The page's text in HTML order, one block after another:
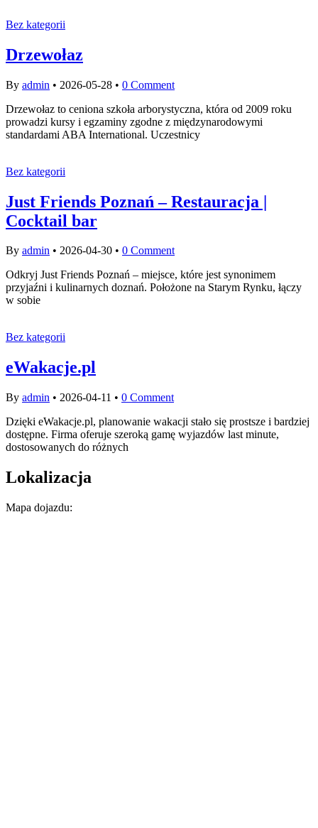
Bez kategorii
Drzewołaz
By admin • 2026-05-28 • 0 Comment
Drzewołaz to ceniona szkoła arborystyczna, która od 2009 roku
prowadzi kursy i egzaminy zgodne z międzynarodowymi
standardami ABA International. Uczestnicy
Bez kategorii
Just Friends Poznań – Restauracja |
Cocktail bar
By admin • 2026-04-30 • 0 Comment
Odkryj Just Friends Poznań – miejsce, które jest synonimem
przyjaźni i kulinarnych doznań. Położone na Starym Rynku, łączy
w sobie
Bez kategorii
eWakacje.pl
By admin • 2026-04-11 • 0 Comment
Dzięki eWakacje.pl, planowanie wakacji stało się prostsze i bardziej
dostępne. Firma oferuje szeroką gamę wyjazdów last minute,
dostosowanych do różnych
Lokalizacja
Mapa dojazdu: